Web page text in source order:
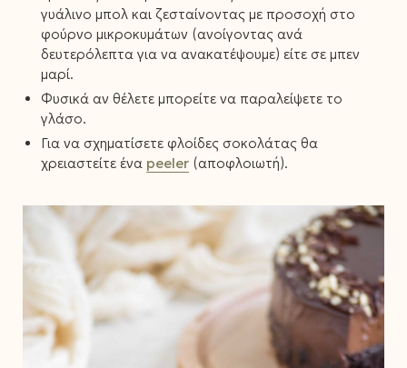
γυάλινο μπολ και ζεσταίνοντας με προσοχή στο
φούρνο μικροκυμάτων (ανοίγοντας ανά
δευτερόλεπτα για να ανακατέψουμε) είτε σε μπεν
μαρί.
Φυσικά αν θέλετε μπορείτε να παραλείψετε το
γλάσο.
Για να σχηματίσετε φλοίδες σοκολάτας θα
χρειαστείτε ένα peeler(αποφλοιωτή).